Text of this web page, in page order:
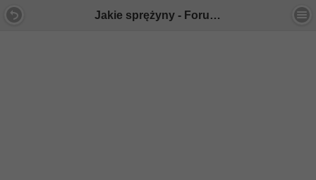
Jakie sprężyny - Forum Mercedes E-Klasa